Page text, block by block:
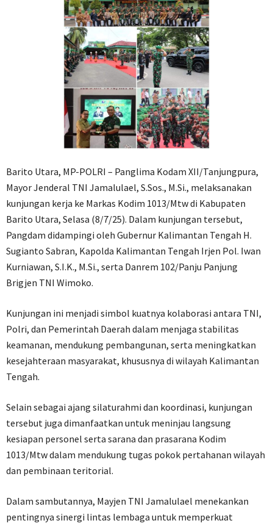
Barito Utara, MP-POLRI – Panglima Kodam XII/Tanjungpura,
Mayor Jenderal TNI Jamalulael, S.Sos., M.Si., melaksanakan
kunjungan kerja ke Markas Kodim 1013/Mtw di Kabupaten
Barito Utara, Selasa (8/7/25). Dalam kunjungan tersebut,
Pangdam didampingi oleh Gubernur Kalimantan Tengah H.
Sugianto Sabran, Kapolda Kalimantan Tengah Irjen Pol. Iwan
Kurniawan, S.I.K., M.Si., serta Danrem 102/Panju Panjung
Brigjen TNI Wimoko.
Kunjungan ini menjadi simbol kuatnya kolaborasi antara TNI,
Polri, dan Pemerintah Daerah dalam menjaga stabilitas
keamanan, mendukung pembangunan, serta meningkatkan
kesejahteraan masyarakat, khususnya di wilayah Kalimantan
Tengah.
Selain sebagai ajang silaturahmi dan koordinasi, kunjungan
tersebut juga dimanfaatkan untuk meninjau langsung
kesiapan personel serta sarana dan prasarana Kodim
1013/Mtw dalam mendukung tugas pokok pertahanan wilayah
dan pembinaan teritorial.
Dalam sambutannya, Mayjen TNI Jamalulael menekankan
pentingnya sinergi lintas lembaga untuk memperkuat